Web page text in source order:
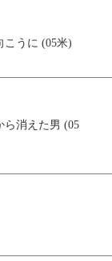
うに (05米)
消えた男 (05